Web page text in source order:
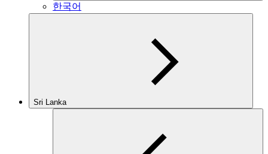
한국어
Sri Lanka